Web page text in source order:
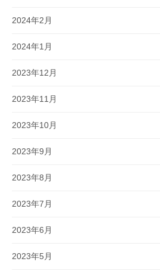
2024年2月
2024年1月
2023年12月
2023年11月
2023年10月
2023年9月
2023年8月
2023年7月
2023年6月
2023年5月